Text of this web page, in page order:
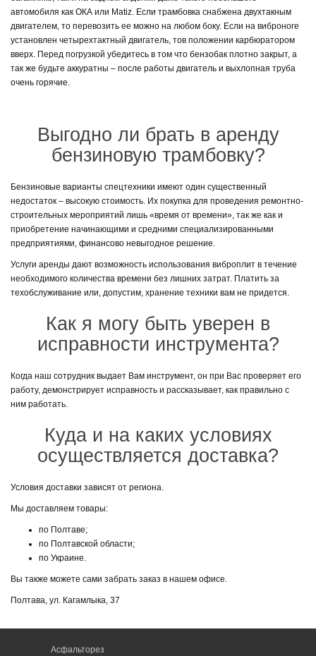
на любой необходимый срок. Прокат производится со всеми
необходимыми документами и гарантиями. Хотите узнать больше
подробностей — закажите обратный звонок , и наш менеджер позвонит
вам в ближайшие минуты для уточнения деталей. Также, вы можете
связаться с нами по номерам: (066) 65-000-94; (097) 55-00-266; (063)
558-55-94.
автомобиля как ОКА или Matiz. Если трамбовка снабжена двухтакным
двигателем, то перевозить ее можно на любом боку. Если на виброноге
установлен четырехтактный двигатель, тов положении карбюратором
вверх. Перед погрузкой убедитесь в том что бензобак плотно закрыт, а
так же будьте аккуратны – после работы двигатель и выхлопная труба
очень горячие.
Выгодно ли брать в аренду
бензиновую трамбовку?
Бензиновые варианты спецтехники имеют один существенный
недостаток – высокую стоимость. Их покупка для проведения ремонтно-
строительных мероприятий лишь «время от времени», так же как и
приобретение начинающими и средними специализированными
предприятиями, финансово невыгодное решение.
Услуги аренды дают возможность использования виброплит в течение
необходимого количества времени без лишних затрат. Платить за
техобслуживание или, допустим, хранение техники вам не придется.
Как я могу быть уверен в
исправности инструмента?
Когда наш сотрудник выдает Вам инструмент, он при Вас проверяет его
работу, демонстрирует исправность и рассказывает, как правильно с
ним работать.
Куда и на каких условиях
осуществляется доставка?
Условия доставки зависят от региона.
Мы доставляем товары:
по Полтаве;
по Полтавской области;
по Украине.
Вы также можете сами забрать заказ в нашем офисе.
Полтава, ул. Кагамлыка, 37
Асфальторез